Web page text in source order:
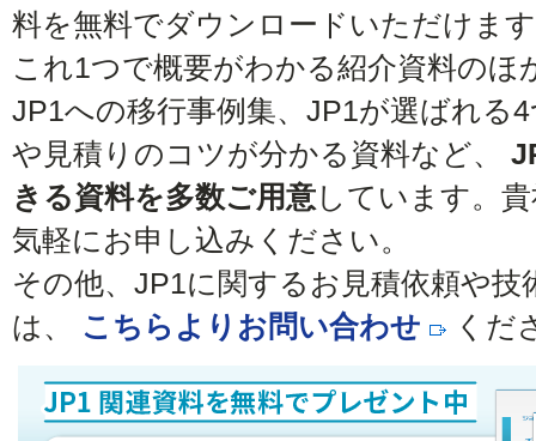
料を無料でダウンロードいただけま
これ1つで概要がわかる紹介資料のほ
JP1への移行事例集、JP1が選ばれる
や見積りのコツが分かる資料など、
きる資料を多数ご用意しています。
気軽にお申し込みください。
その他、JP1に関するお見積依頼や
は、
こちらよりお問い合わせ くだ